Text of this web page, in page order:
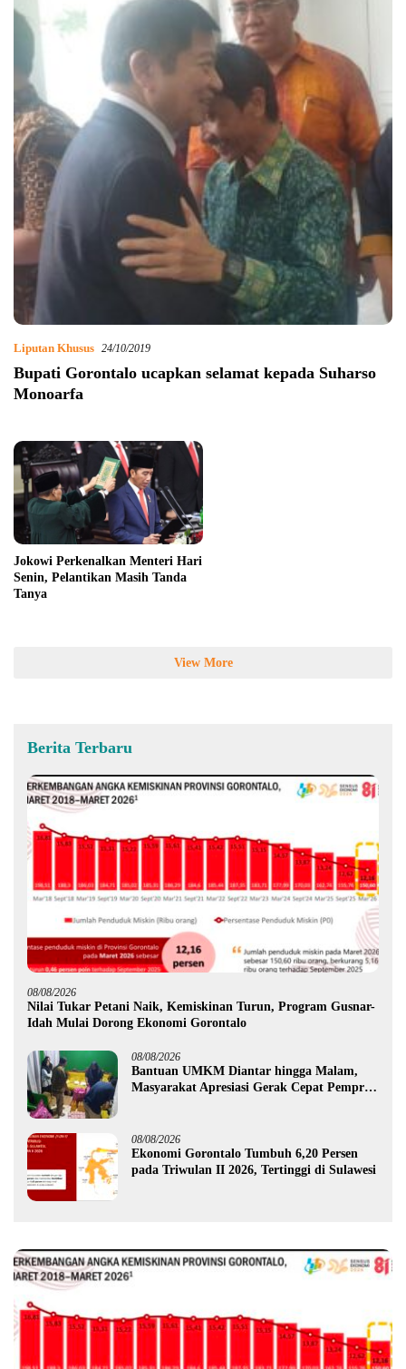
Liputan Khusus 24/10/2019
Bupati Gorontalo ucapkan selamat kepada Suharso
Monoarfa
Jokowi Perkenalkan Menteri Hari
Senin, Pelantikan Masih Tanda
Tanya
View More
Berita Terbaru
08/08/2026
Nilai Tukar Petani Naik, Kemiskinan Turun, Program Gusnar-
Idah Mulai Dorong Ekonomi Gorontalo
08/08/2026
Bantuan UMKM Diantar hingga Malam,
Masyarakat Apresiasi Gerak Cepat Pemprov
08/08/2026
Ekonomi Gorontalo Tumbuh 6,20 Persen
pada Triwulan II 2026, Tertinggi di Sulawesi